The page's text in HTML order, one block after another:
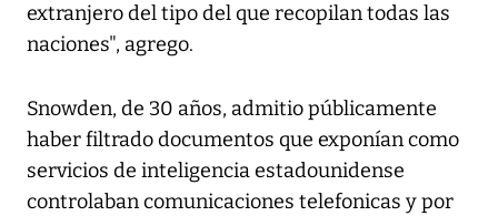
extranjero del tipo del que recopilan todas las
naciones", agrego.
Snowden, de 30 años, admitio públicamente
haber filtrado documentos que exponían como
servicios de inteligencia estadounidense
controlaban comunicaciones telefonicas y por